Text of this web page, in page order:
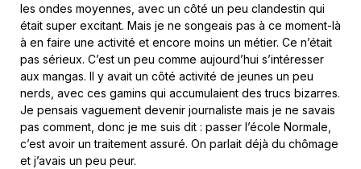
les ondes moyennes, avec un côté un peu clandestin qui
était super excitant. Mais je ne songeais pas à ce moment-là
à en faire une activité et encore moins un métier. Ce n’était
pas sérieux. C’est un peu comme aujourd’hui s’intéresser
aux mangas. Il y avait un côté activité de jeunes un peu
nerds, avec ces gamins qui accumulaient des trucs bizarres.
Je pensais vaguement devenir journaliste mais je ne savais
pas comment, donc je me suis dit : passer l’école Normale,
c’est avoir un traitement assuré. On parlait déjà du chômage
et j’avais un peu peur.